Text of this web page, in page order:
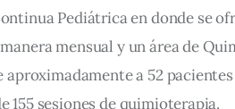
Pediátrica en donde se
mensual y un área de
aproximadamente a 52
155 sesiones de quimioterapia.